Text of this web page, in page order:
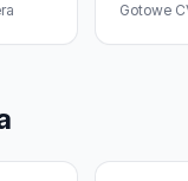
Gotowe